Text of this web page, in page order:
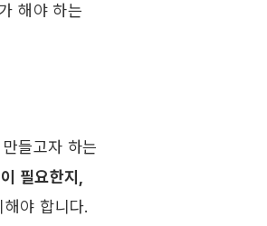
해야 하는
들고자 하는
필요한지,
야 합니다.